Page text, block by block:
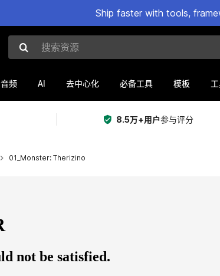
Ship faster with tools,
搜索资源
音频 AI 去中心化 必备工具 模板
8.5万+用户参与评分
01_Monster: Therizino